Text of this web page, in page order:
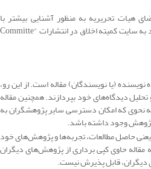
هیات تحریریه به منظور آشنایی بیشتر با
قوانین و منشور اخلاقی مجلات می‌توانند به سایت کمیته اخلاق در انتشارات "Committe
نویسنده (یا نویسندگان) مقاله است. از این رو،
دیدگاه‌های خود بپردازند. همچنین مقاله
نحوی که امکان دسترسی سایر پژوهشگران به
وجود داشته باشد.
یعنی حاصل مطالعات، تجربه‌ها و پژوهش‌های خود
مقاله حاوی کپی برداری از پژوهش‌های دیگران
دیگران، قابل پذیرش نیست.